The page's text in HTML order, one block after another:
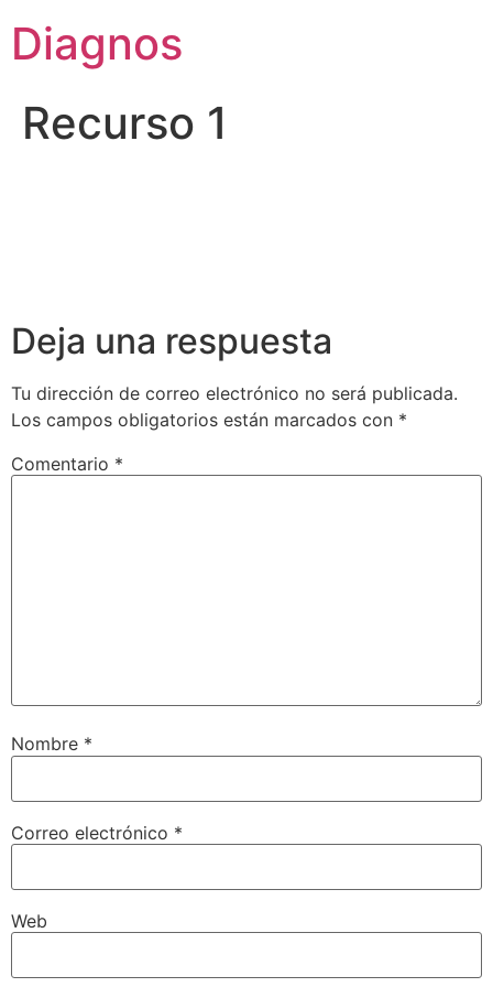
Diagnos
Recurso 1
Deja una respuesta
Tu dirección de correo electrónico no será publicada.
Los campos obligatorios están marcados con *
Comentario *
Nombre *
Correo electrónico *
Web